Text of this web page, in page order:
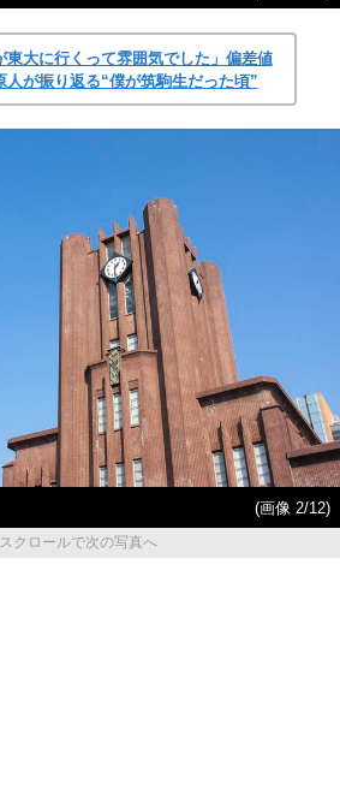
東大に行くって雰囲気でした」偏差値
人が振り返る“僕が筑駒生だった頃”
(画像 2/12)
クロールで次の写真へ